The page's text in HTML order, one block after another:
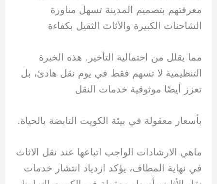
معرفتهم بتصميم المدينة تسهل مناورة
الشاحنات الكبيرة والأثاث الثقيل بكفاءة
مما يقلل من احتمالية التأخير. هذه الخبرة
التنظيمية لا تسهم فقط في يوم نقل هادئ، بل
تعزز أيضًا موثوقية خدمات النقل
بأسعار معقولة في بيئة الكويت النابضة بالحياة.
ماهي الارشادات الواجب اتباعها عند نقل الاثاث
في نهاية المطاف، يؤكد ازدياد انتشار خدمات